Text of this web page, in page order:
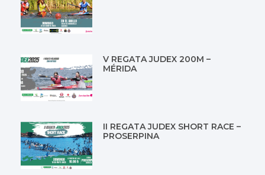
V REGATA JUDEX 200M –
MÉRIDA
II REGATA JUDEX SHORT RACE –
PROSERPINA